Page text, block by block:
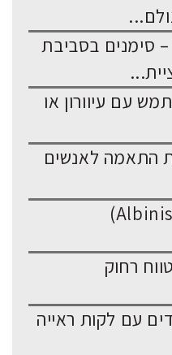
– סימנים בסביבת
עם עיוורון או
התאמה לאנשים
רחוק
עם לקות ראייה